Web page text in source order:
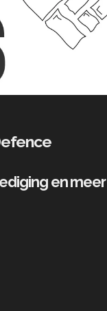
en meer